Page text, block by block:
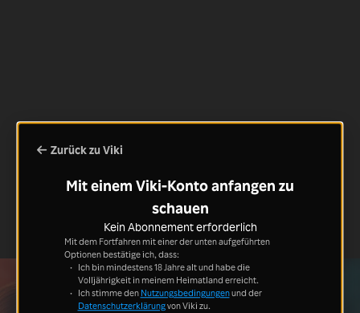
Zurück zu Viki
Mit einem Viki-Konto anfangen zu
schauen
Kein Abonnement erforderlich
Mit dem Fortfahren mit einer der unten aufgeführten
Optionen bestätige ich, dass:
Ich bin mindestens 18 Jahre alt und habe die
Volljährigkeit in meinem Heimatland erreicht.
Ich stimme den Nutzungsbedingungenund der
Datenschutzerklärungvon Viki zu.